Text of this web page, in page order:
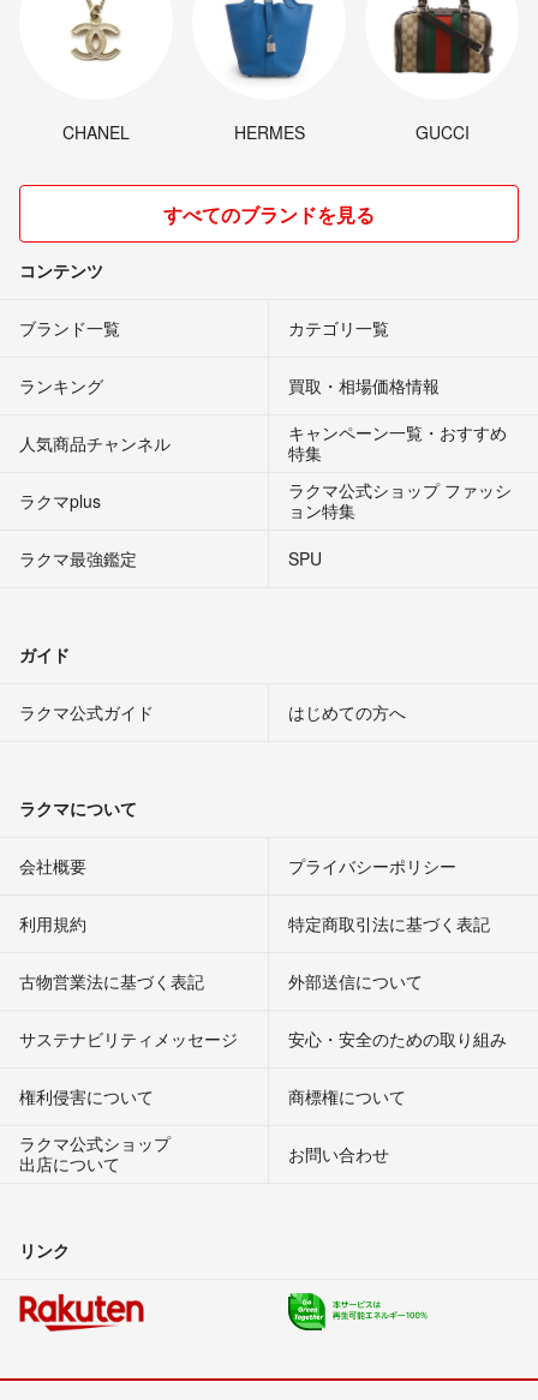
CHANEL HERMES GUCCI
すべてのブランドを見る
コンテンツ
ブランド一覧 カテゴリ一覧
ランキング 買取・相場価格情報
人気商品チャンネル
キャンペーン一覧・おすすめ
特集
ラクマplus
ラクマ公式ショップ ファッシ
ョン特集
ラクマ最強鑑定
SPU
ガイド
ラクマ公式ガイド はじめての方へ
ラクマについて
会社概要 プライバシーポリシー
利用規約 特定商取引法に基づく表記
古物営業法に基づく表記 外部送信について
サステナビリティメッセージ 安心・安全のための取り組み
権利侵害について
商標権について
ラクマ公式ショップ
出店について
お問い合わせ
リンク